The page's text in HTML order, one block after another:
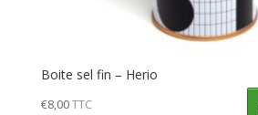
Boite sel fin – Herio
€8,00TTC